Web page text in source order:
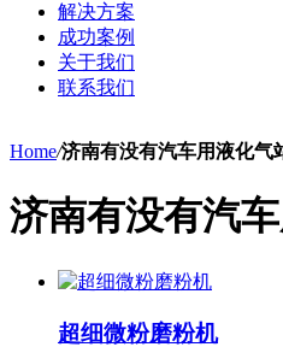
解决方案
成功案例
关于我们
联系我们
Home/济南有没有汽车用液化气
济南有没有汽
超细微粉磨粉机